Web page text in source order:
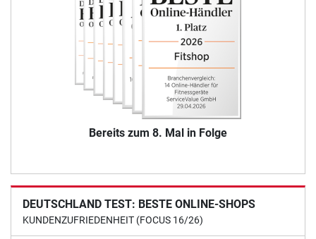
Bereits zum 8. Mal in Folge
DEUTSCHLAND TEST: BESTE ONLINE-SHOPS
KUNDENZUFRIEDENHEIT (FOCUS 16/26)